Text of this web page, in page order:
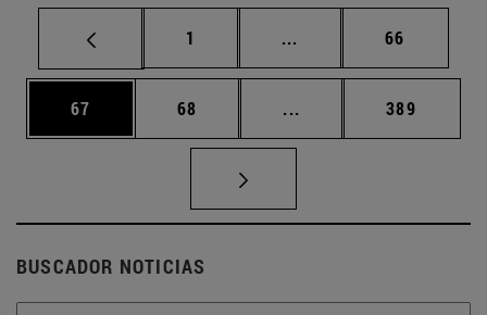
Página
1 ... Páginas intermedias
Página
66
Página
67 Página
68 ... Páginas intermedias
Página
389
BUSCADOR NOTICIAS